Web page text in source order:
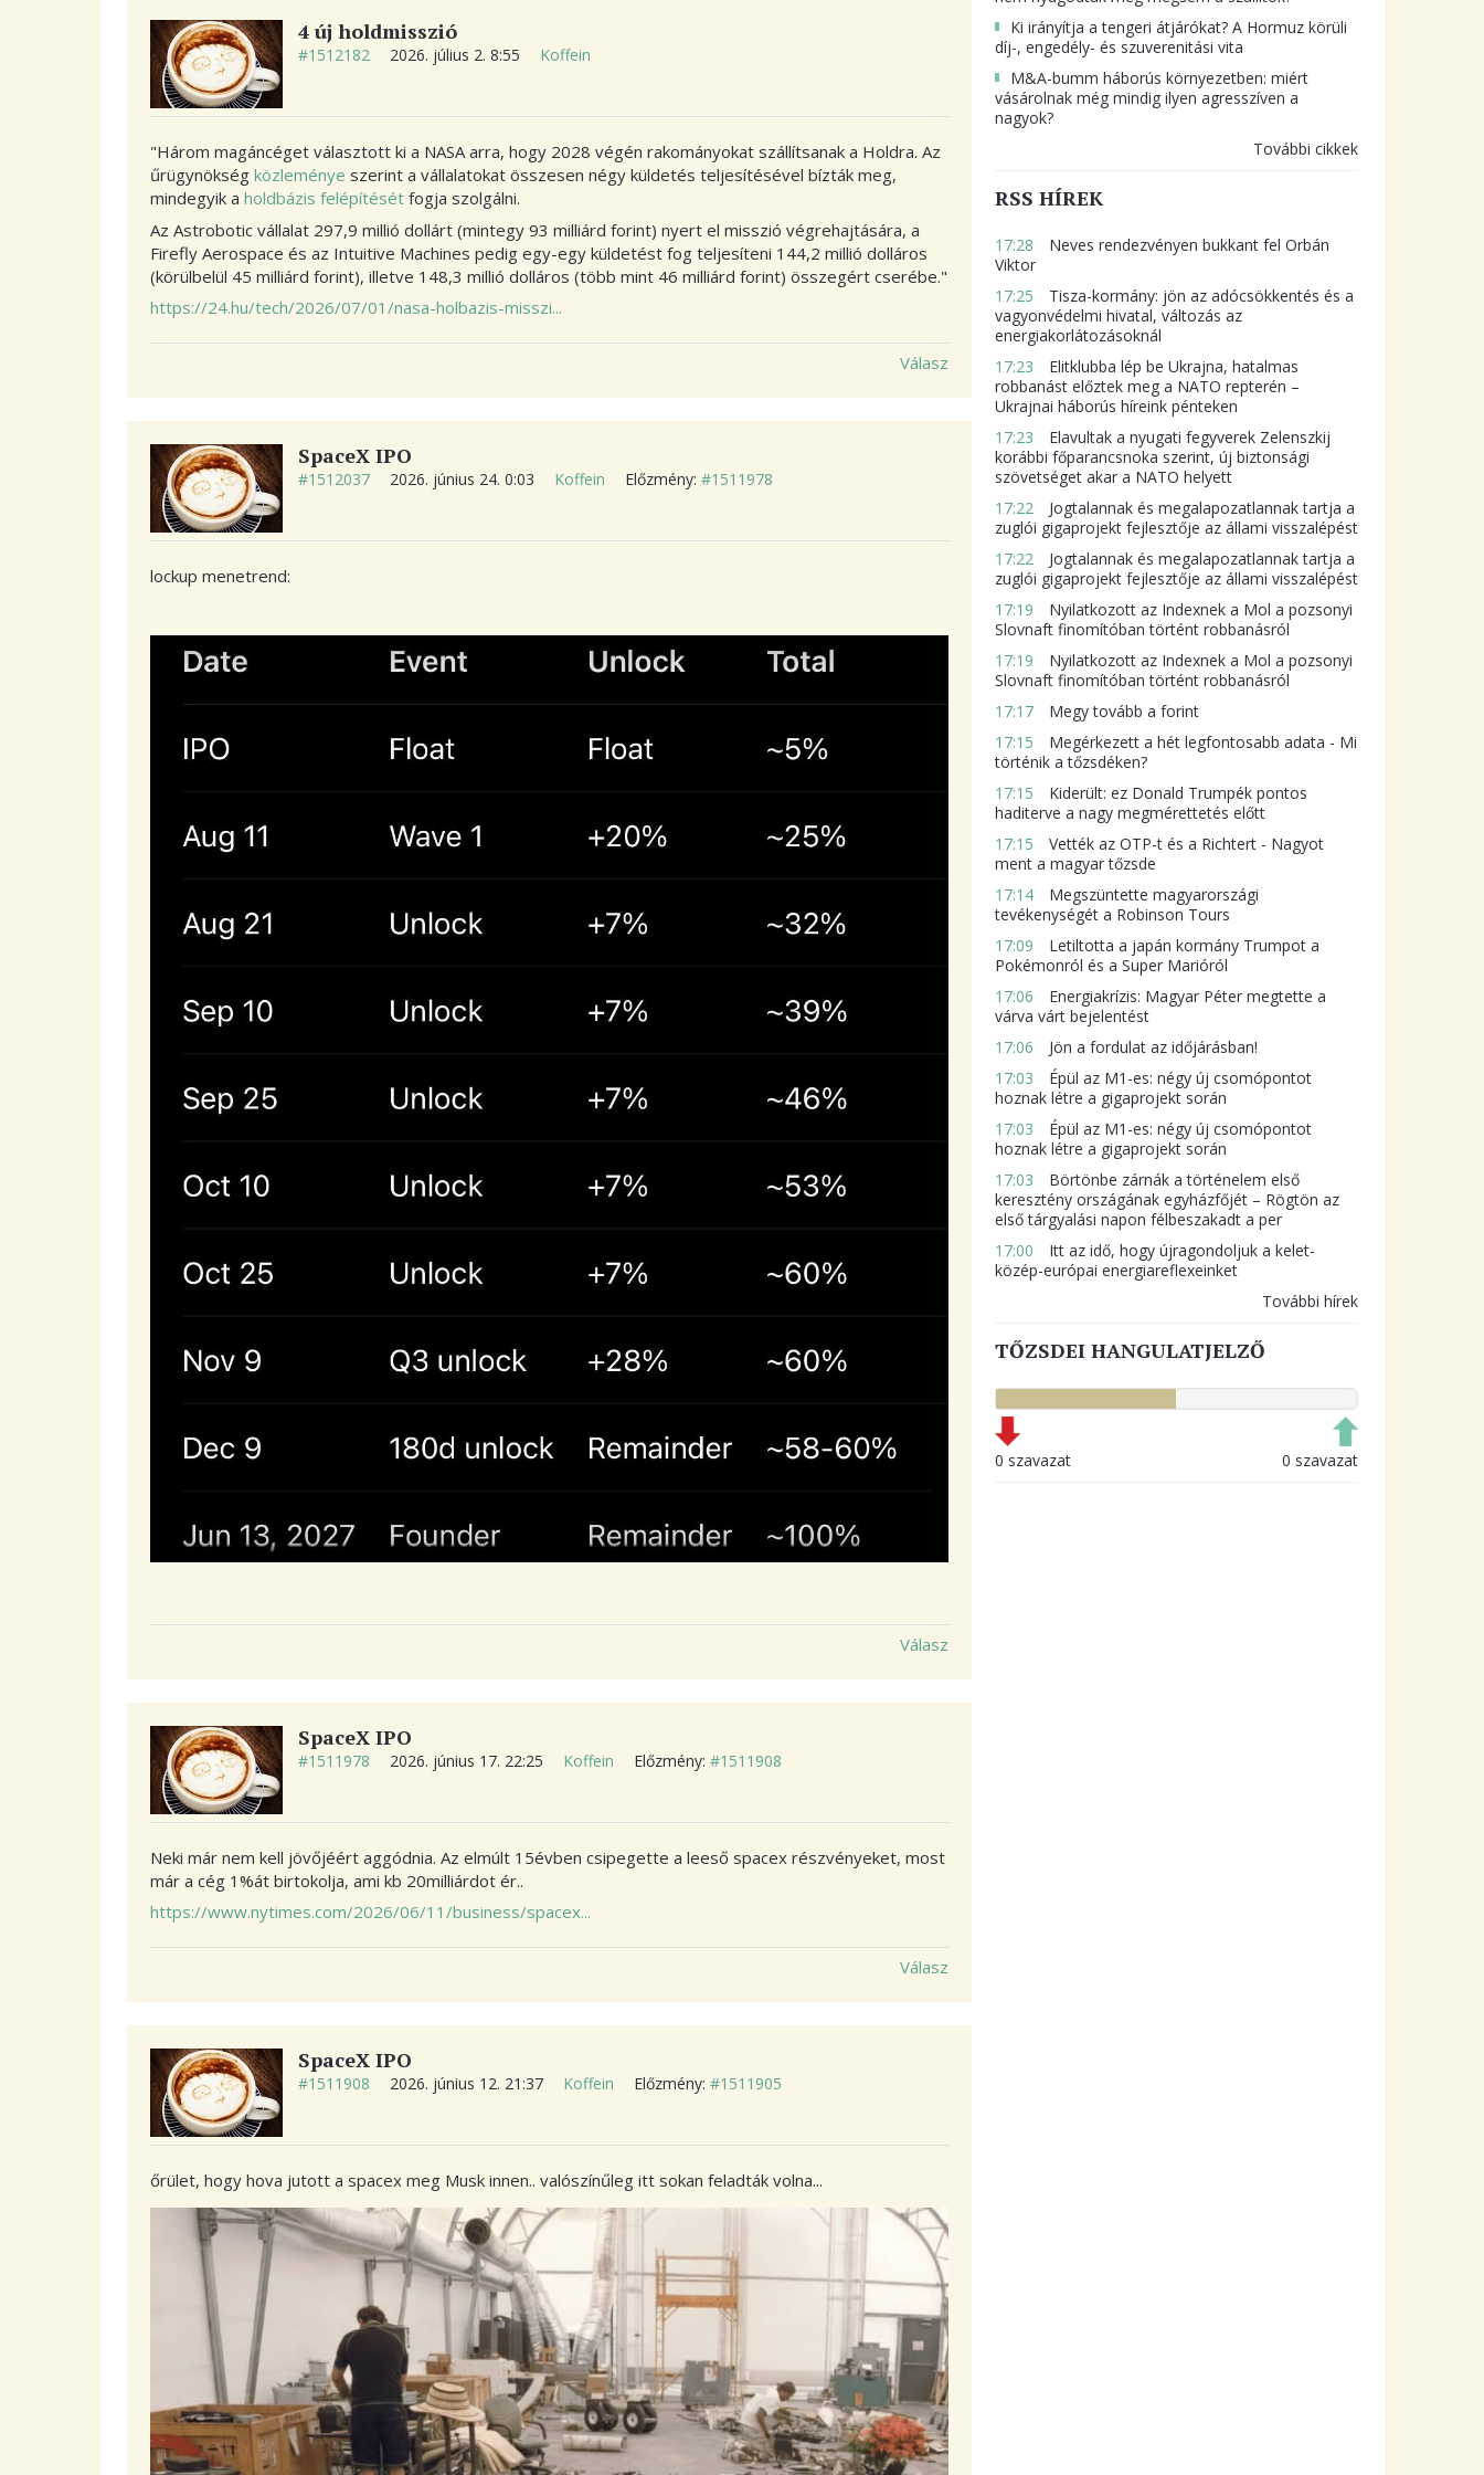
4 új holdmisszió
#1512182 2026. július 2. 8:55 Koffein
"Három magáncéget választott ki a NASA arra, hogy 2028 végén rakományokat szállítsanak a Holdra. Az
űrügynökség közleménye szerint a vállalatokat összesen négy küldetés teljesítésével bízták meg,
mindegyik a holdbázis felépítésétfogja szolgálni.
Az Astrobotic vállalat 297,9 millió dollárt (mintegy 93 milliárd forint) nyert el misszió végrehajtására, a
Firefly Aerospace és az Intuitive Machines pedig egy-egy küldetést fog teljesíteni 144,2 millió dolláros
(körülbelül 45 milliárd forint), illetve 148,3 millió dolláros (több mint 46 milliárd forint) összegért cserébe."
https://24.hu/tech/2026/07/01/nasa-holbazis-misszi...
Válasz
SpaceX IPO
#1512037 2026. június 24. 0:03 Koffein Előzmény: #1511978
lockup menetrend:
Válasz
SpaceX IPO
#1511978 2026. június 17. 22:25 Koffein Előzmény: #1511908
Neki már nem kell jövőjéért aggódnia. Az elmúlt 15évben csipegette a leeső spacex részvényeket, most
már a cég 1%át birtokolja, ami kb 20milliárdot ér..
https://www.nytimes.com/2026/06/11/business/spacex...
Válasz
SpaceX IPO
#1511908 2026. június 12. 21:37 Koffein Előzmény: #1511905
őrület, hogy hova jutott a spacex meg Musk innen.. valószínűleg itt sokan feladták volna...
Ki irányítja a tengeri átjárókat? A Hormuz körüli
díj-, engedély- és szuverenitási vita
M&A-bumm háborús környezetben: miért
vásárolnak még mindig ilyen agresszíven a
nagyok?
További cikkek
RSS HÍREK
17:28
Neves rendezvényen bukkant fel Orbán
Viktor
17:25
Tisza-kormány: jön az adócsökkentés és a
vagyonvédelmi hivatal, változás az
energiakorlátozásoknál
17:23
Elitklubba lép be Ukrajna, hatalmas
robbanást előztek meg a NATO repterén –
Ukrajnai háborús híreink pénteken
17:23
Elavultak a nyugati fegyverek Zelenszkij
korábbi főparancsnoka szerint, új biztonsági
szövetséget akar a NATO helyett
17:22
Jogtalannak és megalapozatlannak tartja a
zuglói gigaprojekt fejlesztője az állami visszalépést
17:22
Jogtalannak és megalapozatlannak tartja a
zuglói gigaprojekt fejlesztője az állami visszalépést
17:19
Nyilatkozott az Indexnek a Mol a pozsonyi
Slovnaft finomítóban történt robbanásról
17:19
Nyilatkozott az Indexnek a Mol a pozsonyi
Slovnaft finomítóban történt robbanásról
17:17
Megy tovább a forint
17:15
Megérkezett a hét legfontosabb adata - Mi
történik a tőzsdéken?
17:15
Kiderült: ez Donald Trumpék pontos
haditerve a nagy megmérettetés előtt
17:15
Vették az OTP-t és a Richtert - Nagyot
ment a magyar tőzsde
17:14
Megszüntette magyarországi
tevékenységét a Robinson Tours
17:09
Letiltotta a japán kormány Trumpot a
Pokémonról és a Super Marióról
17:06
Energiakrízis: Magyar Péter megtette a
várva várt bejelentést
17:06
Jön a fordulat az időjárásban!
17:03
Épül az M1-es: négy új csomópontot
hoznak létre a gigaprojekt során
17:03
Épül az M1-es: négy új csomópontot
hoznak létre a gigaprojekt során
17:03
Börtönbe zárnák a történelem első
keresztény országának egyházfőjét – Rögtön az
első tárgyalási napon félbeszakadt a per
17:00
Itt az idő, hogy újragondoljuk a kelet-
közép-európai energiareflexeinket
További hírek
TŐZSDEI HANGULATJELZŐ
0 szavazat 0 szavazat